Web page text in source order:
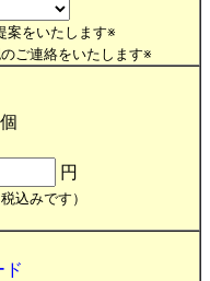
案をいたします※
ご連絡をいたします※
個
円
込みです）
ド